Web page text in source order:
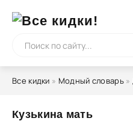
Все кидки » Модный словарь»
Кузькина мать